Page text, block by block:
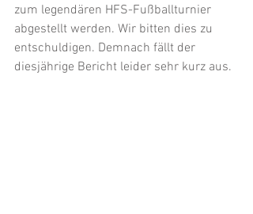
zum legendären HFS-Fußballturnier
abgestellt werden. Wir bitten dies zu
entschuldigen. Demnach fällt der
diesjährige Bericht leider sehr kurz aus.